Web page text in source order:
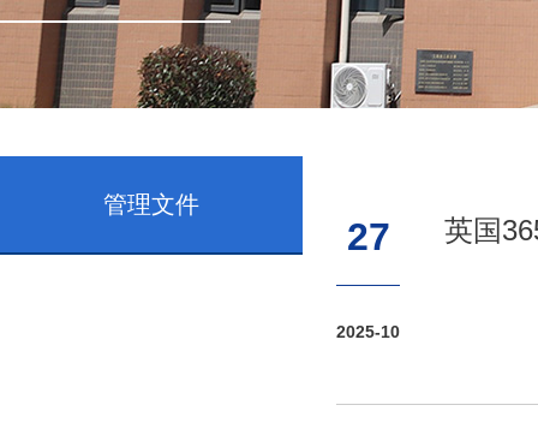
管理文件
27
2025-10
英国